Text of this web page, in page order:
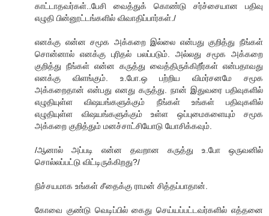
காட்டாதவர்கள்..பேசி வைத்துக் கொண்டு சர்ச்சையான பதிவு
எழுதி பின்னூட்டங்களில் விவாதிப்பார்கள்./
எனக்கு என்ன சமூக அக்கறை இல்லை என்பது குறித்து நீங்கள்
சொன்னால் எனக்கு புரிதல் பலப்படும். அல்லது சமூக அக்கறை
குறித்து நீங்கள் என்ன கருத்து வைத்திருக்கிறீர்கள் என்பதாவது
எனக்கு விளங்கும். உ.போ.ஒ பற்றிய விமர்சனமே சமூக
அக்கறைதான் என்பது எனது கருத்து. நான் இதுவரை பதிவுகளில்
எழுதியுள்ள விஷயங்களுக்கும் நீங்கள் உங்கள் பதிவுகளில்
எழுதியுள்ள விஷயங்களுக்கும் உள்ள ஒப்புமைகளையும் சமூக
அக்கறை குறித்தும் மனச்சாட்சியோடு யோசிக்கவும்.
/ஆனால் அப்படி என்ன தவறான கருத்து உ.போ ஒருவனில்
சொல்லப்பட்டு விட்டிருக்கிறது?/
நிச்சயமாக உங்கள் சீதைக்கு ராமன் சித்தப்பாதான்.
கோவை குண்டு வெடிப்பில் கைது செய்யப்பட்டவர்களில் எத்தனை